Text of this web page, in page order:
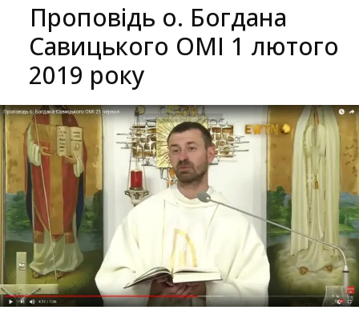
Проповідь о. Богдана
Савицького ОМІ 1 лютого
2019 року